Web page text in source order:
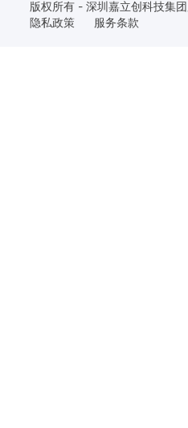
版权所有 - 深圳嘉立创科技集
隐私政策
服务条款